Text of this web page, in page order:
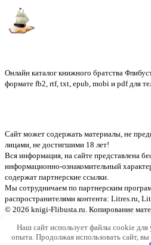
Онлайн каталог книжного братства
формате fb2, rtf, txt, epub, mobi и pdf для
Сайт может содержать материалы, не
лицами, не достигшими 18 лет!
Вся информация, на сайте представлена
информационно-ознакомительный
содержат партнерские ссылки.
Мы сотрудничаем по партнерским
распространителями контента: Litres.ru,
© 2026 knigi-Flibusta.ru. Копирование
Наш сайт использует файлы cookie для
опыта. Продолжая использовать сайт, вы